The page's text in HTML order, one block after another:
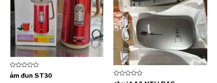
Được
xếp
ấm đun ST30
Được